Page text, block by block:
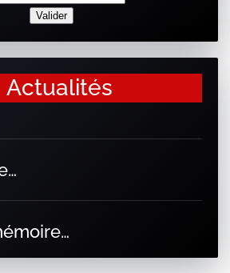
Actualités